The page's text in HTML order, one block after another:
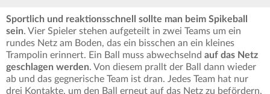
Sportlich und reaktionsschnell sollte man beim Spikeball
sein. Vier Spieler stehen aufgeteilt in zwei Teams um ein
rundes Netz am Boden, das ein bisschen an ein kleines
Trampolin erinnert. Ein Ball muss abwechselnd auf das Netz
geschlagen werden. Von diesem prallt der Ball dann wieder
ab und das gegnerische Team ist dran. Jedes Team hat nur
drei Kontakte, um den Ball erneut auf das Netz zu befördern,